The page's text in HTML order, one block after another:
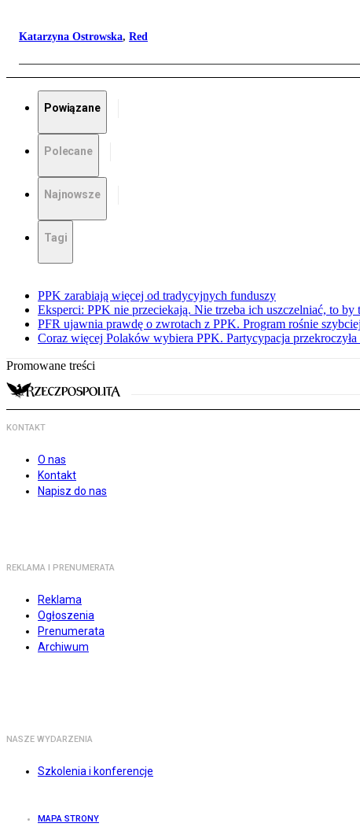
Katarzyna Ostrowska, Red
Powiązane
Polecane
Najnowsze
Tagi
PPK zarabiają więcej od tradycyjnych funduszy
Eksperci: PPK nie przeciekają. Nie trzeba ich uszczelniać, to by
PFR ujawnia prawdę o zwrotach z PPK. Program rośnie
Coraz więcej Polaków wybiera PPK. Partycypacja przekroczyła
Promowane treści
KONTAKT
O nas
Kontakt
Napisz do nas
REKLAMA I PRENUMERATA
Reklama
Ogłoszenia
Prenumerata
Archiwum
NASZE WYDARZENIA
Szkolenia i konferencje
MAPA STRONY